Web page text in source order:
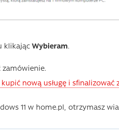
klikającWybieram.
zamówienie.
kupić nową usługę i sfinalizować
11 w home.pl, otrzymasz